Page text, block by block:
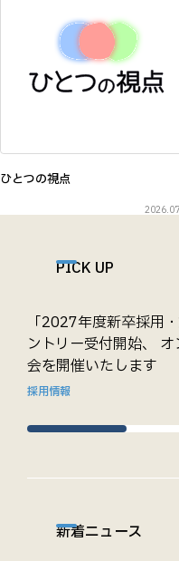
ひとつの視点
PICK UP
「2027年度新卒採用
ントリー受付開始、
会を開催いたします
採用情報
新着ニュース